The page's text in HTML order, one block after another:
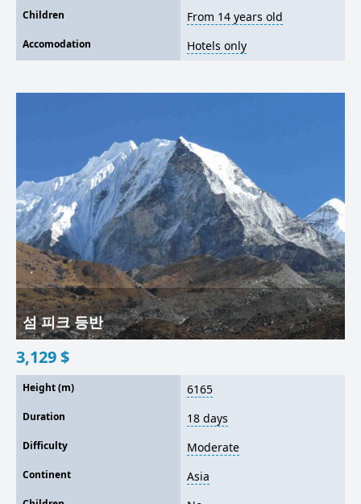
Children From 14 years old
Accomodation Hotels only
섬 피크 등반
3,129$
Height (m) 6165
Duration 18 days
Difficulty Moderate
Continent Asia